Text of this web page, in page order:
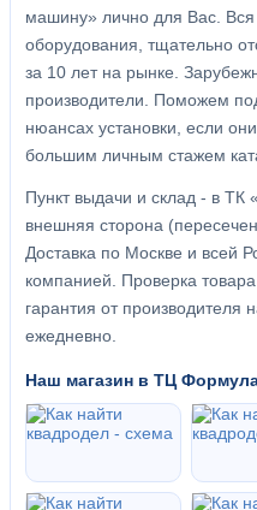
машину» лично для Вас. Вся
оборудования, тщательно
за 10 лет на рынке.
производители. Поможем
нюансах установки, если
большим личным стажем
Пункт выдачи и склад - в
внешняя сторона
Доставка по Москве и всей
компанией. Проверка
гарантия от производителя
ежедневно.
Наш магазин в ТЦ